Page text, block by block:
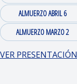
ALMUERZO ABRIL 6
ALMUERZO MARZO 2
VER PRESENTACIÓN